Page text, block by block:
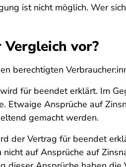
ist nicht möglich. Wer
vor?
berechtigten
für beendet erklärt. Im
Etwaige Ansprüche auf
gemacht werden.
der Vertrag für beendet
nicht auf Ansprüche auf